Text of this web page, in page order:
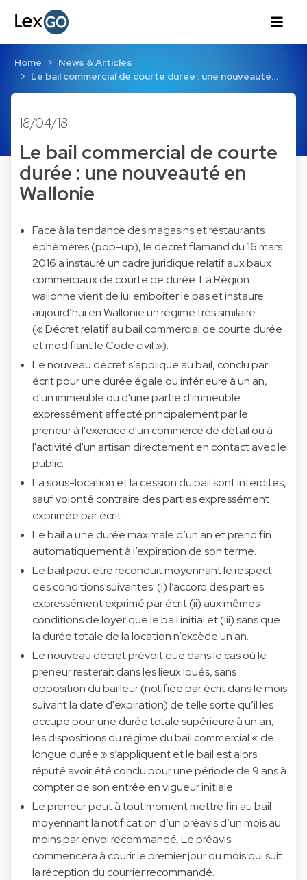
Home
News & Articles
Le bail commercial de courte durée : une nouveauté…
18/04/18
Le bail commercial de courte
durée : une nouveauté en
Wallonie
Face à la tendance des magasins et restaurants
éphémères (pop-up), le décret flamand du 16 mars
2016 a instauré un cadre juridique relatif aux baux
commerciaux de courte de durée. La Région
wallonne vient de lui emboiter le pas et instaure
aujourd’hui en Wallonie un régime très similaire
(« Décret relatif au bail commercial de courte durée
et modifiant le Code civil »).
Le nouveau décret s’applique au bail, conclu par
écrit pour une durée égale ou inférieure à un an,
d'un immeuble ou d'une partie d'immeuble
expressément affecté principalement par le
preneur à l'exercice d'un commerce de détail ou à
l'activité d'un artisan directement en contact avec le
public.
La sous-location et la cession du bail sont interdites,
sauf volonté contraire des parties expressément
exprimée par écrit.
Le bail a une durée maximale d’un an et prend fin
automatiquement à l’expiration de son terme.
Le bail peut être reconduit moyennant le respect
des conditions suivantes: (i) l’accord des parties
expressément exprimé par écrit (ii) aux mêmes
conditions de loyer que le bail initial et (iii) sans que
la durée totale de la location n’excède un an.
Le nouveau décret prévoit que dans le cas où le
preneur resterait dans les lieux loués, sans
opposition du bailleur (notifiée par écrit dans le mois
suivant la date d'expiration) de telle sorte qu’il les
occupe pour une durée totale supérieure à un an,
les dispositions du régime du bail commercial « de
longue durée » s’appliquent et le bail est alors
réputé avoir été conclu pour une période de 9 ans à
compter de son entrée en vigueur initiale.
Le preneur peut à tout moment mettre fin au bail
moyennant la notification d’un préavis d’un mois au
moins par envoi recommandé. Le préavis
commencera à courir le premier jour du mois qui suit
la réception du courrier recommandé.